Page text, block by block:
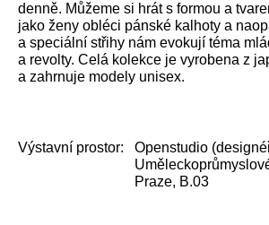
denně. Můžeme si hrát s formou a
jako ženy obléci pánské kalhoty a
a speciální střihy nám evokují téma
a revolty. Celá kolekce je vyrobena z
a zahrnuje modely unisex.
Výstavní prostor:
Openstudio
Praze, B.03